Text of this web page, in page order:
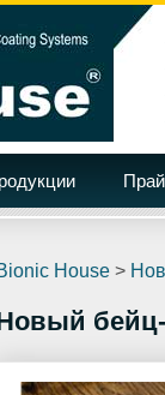
House >
бейц-